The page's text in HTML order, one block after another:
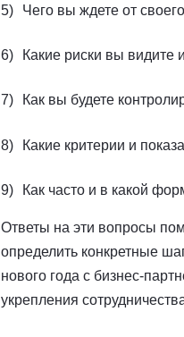
Чего вы ждете от
Какие риски вы видите
Как вы будете
Какие критерии и
Как часто и в какой
Ответы на эти вопросы
определить конкретные
нового года с бизнес-
укрепления